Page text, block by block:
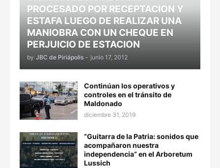
PROCESADO POR RECEPTACION Y
ESTAFA LUEGO DE REALIZAR UNA
MANIOBRA CON UN CHEQUE EN
PERJUICIO DE ESTACION
by JBC de Piriápolis - junio 17, 2012
Continúan los operativos y
controles en el tránsito de
Maldonado
diciembre 31, 2019
“Guitarra de la Patria: sonidos que
acompañaron nuestra
independencia” en el Arboretum
Lussich